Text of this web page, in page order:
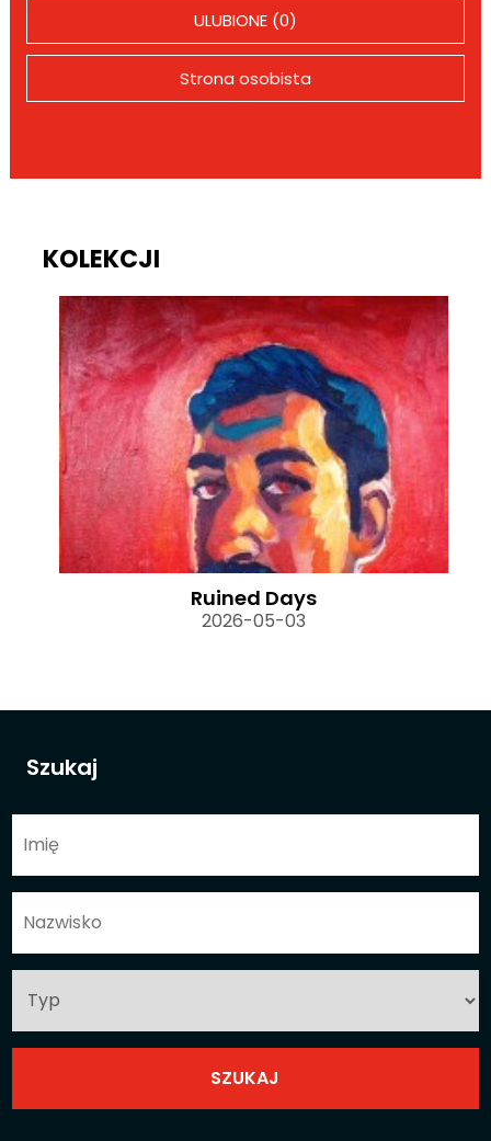
Szukaj
ULUBIONE (0)
Strona osobista
KOLEKCJI
Ruined Days
2026-05-03